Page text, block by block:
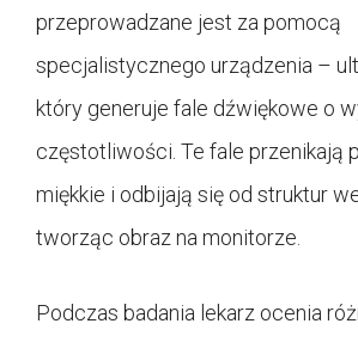
przeprowadzane jest za pomocą
specjalistycznego urządzenia –
który generuje fale dźwiękowe o
częstotliwości. Te fale przenikają
miękkie i odbijają się od struktur
tworząc obraz na monitorze.
Podczas badania lekarz ocenia